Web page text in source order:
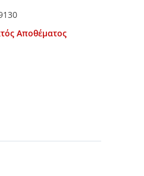
Αποθέματος